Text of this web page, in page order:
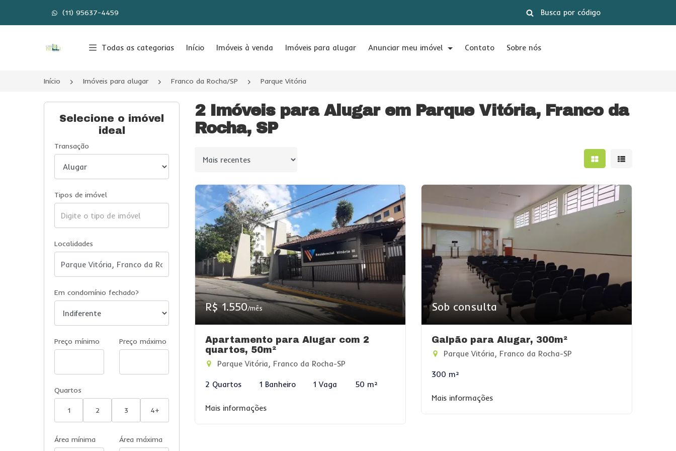
(11) 95637-4459
Página inicial
Todas as categorias Início Imóveis à venda Imóveis para alugar Anunciar meu imóvel Contato Sobre nós
Início Imóveis para alugar Franco da Rocha/SP Parque Vitória
Selecione o imóvel
ideal
Transação
Tipos de imóvel
Localidades
Em condomínio fechado?
Preço mínimo Preço máximo
Quartos
1 2 3 4+
Área mínima Área máxima
2 Imóveis para Alugar em Parque Vitória, Franco da
Rocha, SP
Ordenar por Mostrar resultados
Mostrar
R$ 1.550/mês
Apartamento para Alugar com 2
quartos, 50m²
Parque Vitória, Franco da Rocha-SP
2 Quartos 1 Banheiro 1 Vaga 50 m²
Mais informações
Sob consulta
Galpão para Alugar, 300m²
Parque Vitória, Franco da Rocha-SP
300 m²
Mais informações